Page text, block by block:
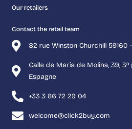
82 rue Winston Churchill 59160
Calle de María de Molina, 39,
Espagne
+33 3 66 72 29 04
welcome@click2buy.com
Our retailers
Contact the retail team